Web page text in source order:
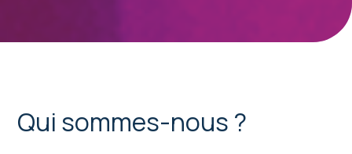
Qui sommes-nous ?